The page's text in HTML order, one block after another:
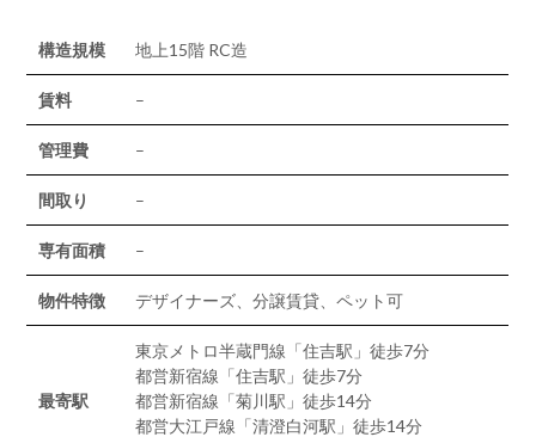
構造規模 地上15階 RC造
賃料 –
管理費 –
間取り –
専有面積 –
物件特徴 デザイナーズ、分譲賃貸、ペット可
最寄駅
東京メトロ半蔵門線「住吉駅」徒歩7分
都営新宿線「住吉駅」徒歩7分
都営新宿線「菊川駅」徒歩14分
都営大江戸線「清澄白河駅」徒歩14分